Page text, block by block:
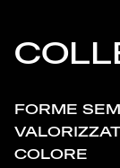
FORME
COLORE